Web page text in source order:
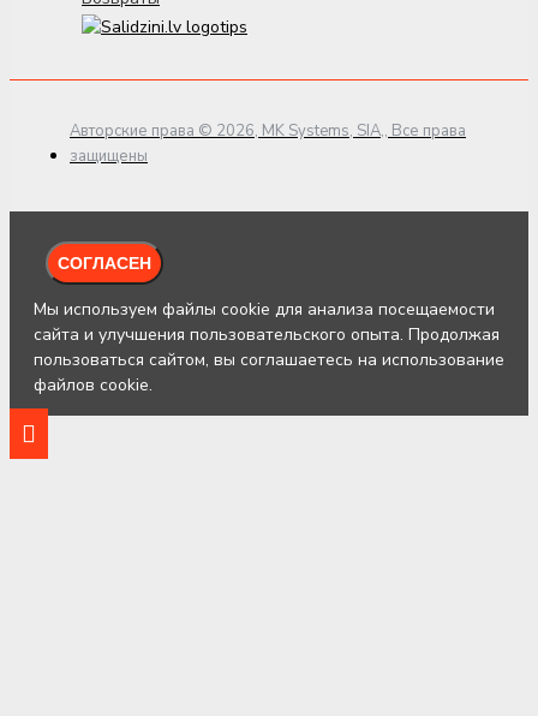
Авторские права © 2026, MK Systems, SIA,, Все права
защищены
СОГЛАСЕН
Мы используем файлы cookie для анализа посещаемости
сайта и улучшения пользовательского опыта. Продолжая
пользоваться сайтом, вы соглашаетесь на использование
файлов cookie.